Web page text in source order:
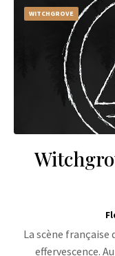
WITCHGROVE
La scène
effervescence.